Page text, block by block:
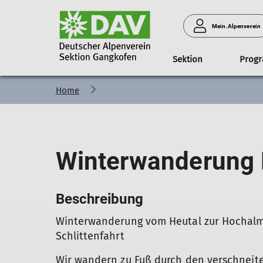
Mein.Alpenverein
Sektion
Vorstand Tourenleiter
Touren
Jugend Familien SeniorenKletterhalle
Hüttenbesuch
Jugend Familien Senioren Bergsteigen-
Verleih
Home
Winterwanderung
Beschreibung
Winterwanderung vom Heutal zur
Schlittenfahrt
Wir wandern zu Fuß durch den